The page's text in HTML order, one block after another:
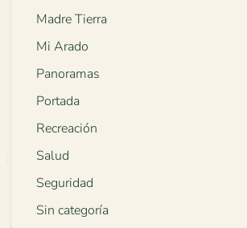
Madre Tierra
Mi Arado
Panoramas
Portada
Recreación
Salud
Seguridad
Sin categoría